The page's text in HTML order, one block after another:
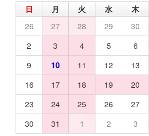
日 月 火 水 木
26
27 28 29 30
2
3 4 5 6
9
10 11 12 13
16
17 18 19 20
23
24 25 26 27
30
31 1 2 3